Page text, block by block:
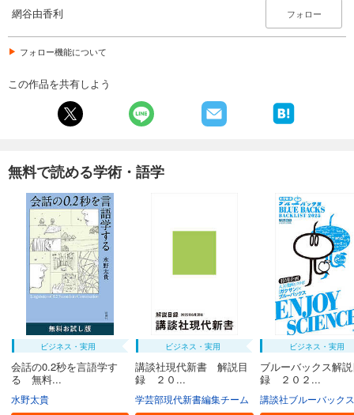
網谷由香利 フォロー
フォロー機能について
この作品を共有しよう
無料で読める学術・語学
ビジネス・実用
会話の0.2秒を言語学す
る 無料...
水野太貴
ビジネス・実用
講談社現代新書 解説目
録 ２０...
学芸部現代新書編集チーム
ビジネス・実用
ブルーバックス解
録 ２０２...
講談社ブルーバックス